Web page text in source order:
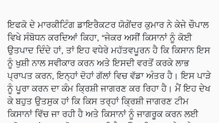
ਇਫਕੋ ਦੇ ਮਾਰਕੀਟਿੰਗ ਡਾਇਰੈਕਟਰ ਯੋਗੇਂਦਰ ਕੁਮਾਰ ਨੇ ਕੇਜੇ ਚੌਪਾਲ
ਵਿਖੇ ਸੰਬੋਧਨ ਕਰਦਿਆਂ ਕਿਹਾ, “ਜੇਕਰ ਅਸੀਂ ਕਿਸਾਨਾਂ ਨੂੰ ਕੋਈ
ਉਤਪਾਦ ਦਿੰਦੇ ਹਾਂ, ਤਾਂ ਇਹ ਵਧੇਰੇ ਮਹੱਤਵਪੂਰਨ ਹੈ ਕਿ ਕਿਸਾਨ ਇਸ
ਨੂੰ ਖੁਸ਼ੀ ਨਾਲ ਸਵੀਕਾਰ ਕਰਨ ਅਤੇ ਇਸਦੀ ਵਰਤੋਂ ਕਰਕੇ ਲਾਭ
ਪ੍ਰਾਪਤ ਕਰਨ, ਇਨ੍ਹਾਂ ਦੋਹਾਂ ਗੱਲਾਂ ਵਿਚ ਵੱਡਾ ਅੰਤਰ ਹੈ। ਇਸ ਪਾੜੇ
ਨੂੰ ਪੂਰਾ ਕਰਨ ਦਾ ਕੰਮ ਕ੍ਰਿਸ਼ੀ ਜਾਗਰਣ ਕਰ ਰਿਹਾ ਹੈ। ਮੈਂ ਇਹ ਦੇਖ
ਕੇ ਬਹੁਤ ਉਤਸੁਕ ਹਾਂ ਕਿ ਕਿਸ ਤਰ੍ਹਾਂ ਕ੍ਰਿਸ਼ੀ ਜਾਗਰਣ ਟੀਮ
ਕਿਸਾਨਾਂ ਵਿੱਚ ਜਾ ਰਹੀ ਹੈ ਅਤੇ ਕਿਸਾਨਾਂ ਨੂੰ ਜਾਗਰੂਕ ਕਰਨ ਲਈ